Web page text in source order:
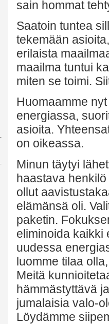
sain hommat
Saatoin tuntea
tekemään
erilaista
maailma tuntui
miten se toimi.
Huomaamme
energiassa,
asioita.
on oikeassa.
Minun täytyi
haastava
ollut
elämänsä oli.
paketin.
eliminoida kaikki
uudessa
luomme tilaa
Meitä
hämmästyttävä
jumalaisia valo-
Löydämme